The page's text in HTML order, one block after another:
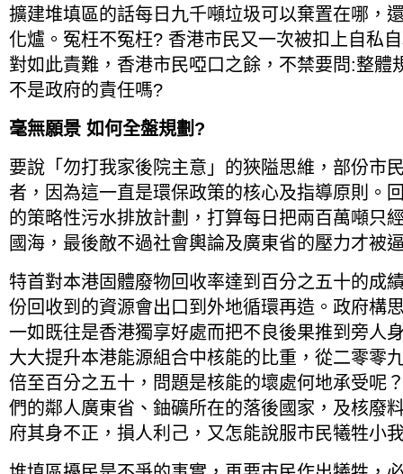
擴建堆填區的話每日九千噸垃圾可以棄置在哪，
化爐。冤枉不冤枉? 香港市民又一次被扣上自私
對如此責難，香港市民啞口之餘，不禁要問:整體
不是政府的責任嗎?
毫無願景 如何全盤規劃 ?
要說「勿打我家後院主意」的狹隘思維，部份市
者，因為這一直是環保政策的核心及指導原則。
的策略性污水排放計劃，打算每日把兩百萬噸只
國海，最後敵不過社會輿論及廣東省的壓力才被
特首對本港固體廢物回收率達到百分之五十的成
份回收到的資源會出口到外地循環再造。政府構
一如既往是香港獨享好處而把不良後果推到旁人
大大提升本港能源組合中核能的比重，從二零零
倍至百分之五十，問題是核能的壞處何地承受呢
們的鄰人廣東省、鈾礦所在的落後國家，及核廢
府其身不正，損人利己，又怎能說服市民犧牲小